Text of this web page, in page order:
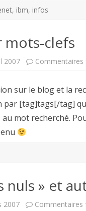
, ibm, infos
mots-clefs
2007 Commentaires
sur le blog et la
par [tag]tags[/tag]
mot recherché.
nuls » et
2007 Commentaires